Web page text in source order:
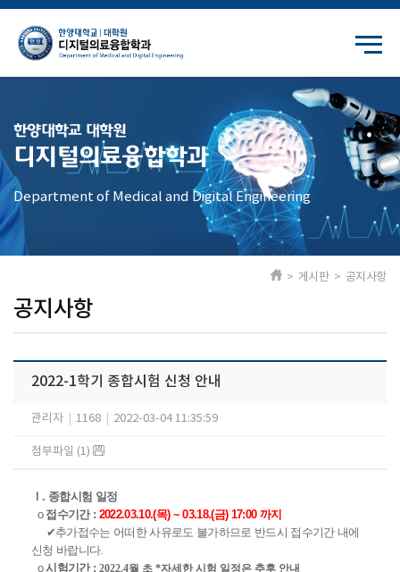
한양대학교 대학원
디지털의료융합학과
Department of Medical and Digital Engineering
공지사항
> 게시판 > 공지사항
2022-1학기 종합시험 신청 안내
관리자 1168 2022-03-04 11:35:59
첨부파일 (1)
Ⅰ. 종합시험 일정
o 접수기간 : 2022.03.10.(목) ~ 03.18.(금) 17:00 까지
✔추가접수는 어떠한 사유로도 불가하므로 반드시 접수기간 내에
신청 바랍니다.
o시험기간 : 2022.4월 초*자세한 시험 일정은 추후 안내